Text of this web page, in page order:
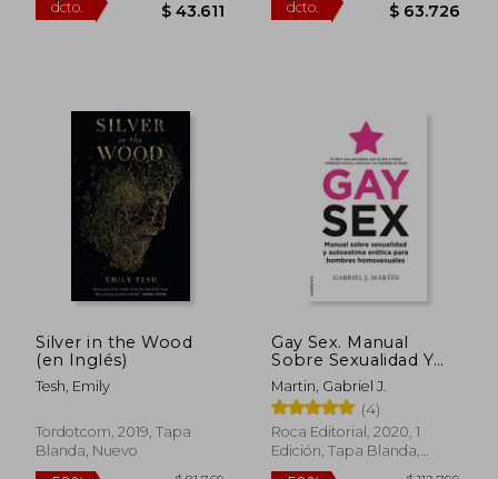
dcto. $ 52.353
50%
dcto.
Rápido
Silver in the Wood
(en Inglés)
Tesh, Emily
Tordotcom, 2019, Tapa
Blanda, Nuevo
Gay Sex. Manual
Sobre Sexualidad Y
Autoestima Erótica
Para Hombres
Homosexuales / Gay
Sex. a Manual for Gay
Men
Martin, Gabriel J.
(4)
Roca Editorial, 2020, 1
Edición, Tapa Blanda,
Nuevo